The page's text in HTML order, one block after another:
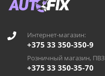
Интернет-магазин:
+375 33 350-350-9
Розничный магазин,
+375 33 350-35-70